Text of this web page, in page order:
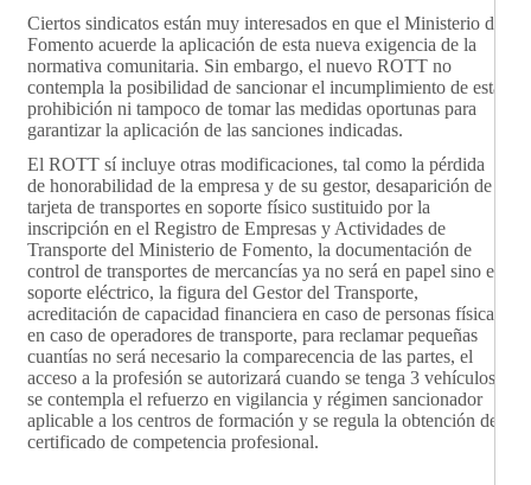
Ciertos sindicatos están muy interesados en que el Ministerio de
Fomento acuerde la aplicación de esta nueva exigencia de la
normativa comunitaria. Sin embargo, el nuevo ROTT no
contempla la posibilidad de sancionar el incumplimiento de esta
prohibición ni tampoco de tomar las medidas oportunas para
garantizar la aplicación de las sanciones indicadas.
El ROTT sí incluye otras modificaciones, tal como la pérdida
de honorabilidad de la empresa y de su gestor, desaparición de
tarjeta de transportes en soporte físico sustituido por la
inscripción en el Registro de Empresas y Actividades de
Transporte del Ministerio de Fomento, la documentación de
control de transportes de mercancías ya no será en papel sino en
soporte eléctrico, la figura del Gestor del Transporte,
acreditación de capacidad financiera en caso de personas físicas
en caso de operadores de transporte, para reclamar pequeñas
cuantías no será necesario la comparecencia de las partes, el
acceso a la profesión se autorizará cuando se tenga 3 vehículos,
se contempla el refuerzo en vigilancia y régimen sancionador
aplicable a los centros de formación y se regula la obtención del
certificado de competencia profesional.